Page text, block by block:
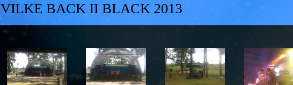
VILKE BACK II BLACK 2013